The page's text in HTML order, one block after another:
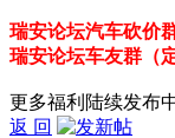
瑞安论坛汽车砍价
瑞安论坛车友群（
更多福利陆续发
返 回